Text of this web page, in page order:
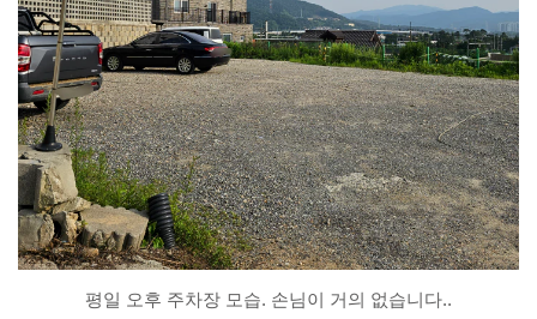
평일 오후 주차장 모습. 손님이 거의 없습니다..